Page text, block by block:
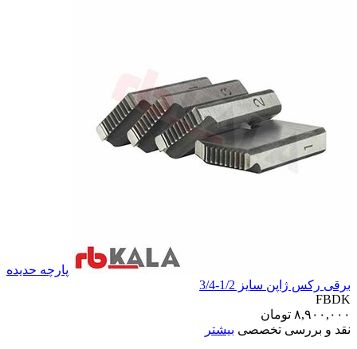
پارچه حدیده
برقی رکس ژاپن سایز 1/2-3/4
FBDK
۸,۹۰۰,۰۰۰ تومان
نقد و بررسی تخصصی بیشتر